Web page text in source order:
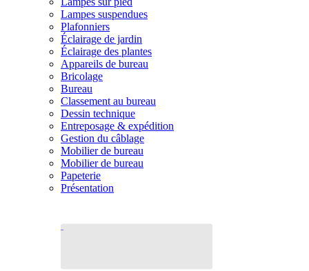
Lampes suspendues
Plafonniers
Éclairage de jardin
Éclairage des plantes
Appareils de bureau
Bricolage
Bureau
Classement au bureau
Dessin technique
Entreposage & expédition
Gestion du câblage
Mobilier de bureau
Mobilier de bureau
Papeterie
Présentation